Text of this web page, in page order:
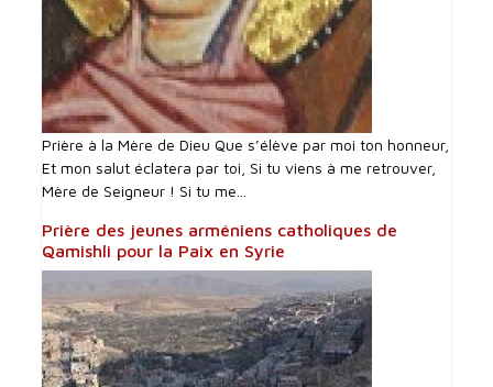
Prière à la Mère de Dieu Que s’élève par moi ton honneur,
Et mon salut éclatera par toi, Si tu viens à me retrouver,
Mère de Seigneur ! Si tu me...
Prière des jeunes arméniens catholiques de
Qamishli pour la Paix en Syrie